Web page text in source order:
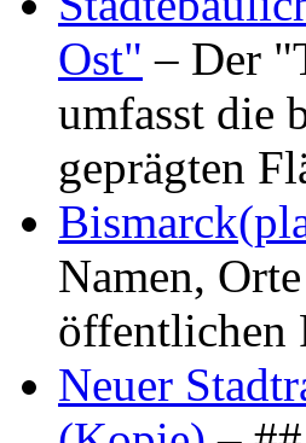
Ost" – Der
umfasst die
geprägten
Namen,
öffentlichen
Neuer